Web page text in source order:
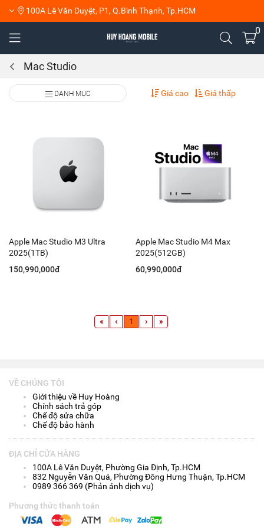
100A Lê Văn Duyệt, P1, Q.Bình Thạnh, Tp.HCM
0
Mac Studio
DANH MỤC Giá cao Giá thấp
Apple Mac Studio M3 Ultra
2025(1TB)
150,990,000đ
Apple Mac Studio M4 Max
2025(512GB)
60,990,000đ
« ‹ 1 › »
VỀ CHÚNG TÔI
Giới thiệu về Huy Hoàng
Chính sách trả góp
Chế độ sửa chữa
Chế độ bảo hành
ĐỊA CHỈ CỬA HÀNG
100A Lê Văn Duyệt, Phường Gia Định, Tp.HCM
832 Nguyễn Văn Quá, Phường Đông Hưng Thuận, Tp.HCM
0989 366 369 (Phản ánh dịch vụ)
Phương thức thanh toán